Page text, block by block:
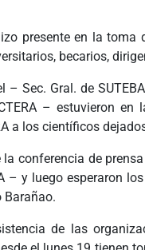
presente en la
becarios,
– Sec. Gral. de
– estuvieron
a los científicos
la conferencia de
– y luego esperaron
Barañao.
de las